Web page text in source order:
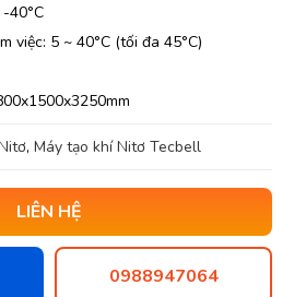
40°C
việc: 5 ~ 40°C (tối đa 45°C)
, Máy tạo khí Nitơ Tecbell
LIÊN HỆ
0988947064